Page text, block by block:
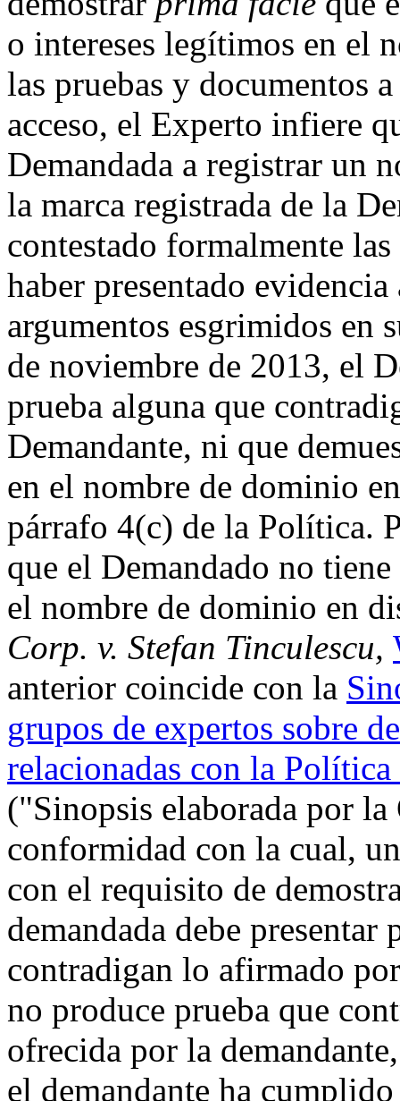
o intereses legítimos en el
las pruebas y documentos
acceso, el Experto infiere
Demandada a registrar un
la marca registrada de la
contestado formalmente
haber presentado
argumentos esgrimidos en
de noviembre de 2013, el
prueba alguna que
Demandante, ni que
en el nombre de dominio
párrafo 4(c) de la Política.
que el Demandado no
el nombre de dominio en
Corp. v. Stefan Tinculescu,
anterior coincide con la
grupos de expertos sobre
relacionadas con la
("Sinopsis elaborada por
conformidad con la cual,
con el requisito de
demandada debe presentar
contradigan lo afirmado
no produce prueba que
ofrecida por la
el demandante ha